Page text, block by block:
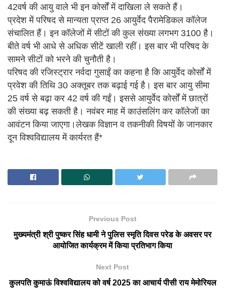
42वर्ष की आयु वाले भी इन कोर्सों में दाखिला ले सकते हैं।
प्रदेश में परिषद से मान्यता प्राप्त 26 आयुर्वेद पैरामेडिकल कॉलेज
संचालित हैं। इन कॉलेजों में सीटों की कुल संख्या लगभग 3100 है।
बीते वर्ष भी आधे से अधिक सीटें खाली रहीं। इस बार भी परिषद के
सामने सीटों को भरने की चुनौती है।
परिषद की रजिस्ट्रार नर्वदा गुसाईं का कहना है कि आयुर्वेद कोर्सों में
प्रवेश की तिथि 30 अक्तूबर तक बढ़ाई गई है। इस बार आयु सीमा
25 वर्ष से बढ़ा कर 42 वर्ष की गईं। इससे आयुर्वेद कोर्सों में छात्रों
की संख्या बढ़ सकती है। नवंबर माह में काउंसलिंग कर कॉलेजों का
आवंटन किया जाएगा।लेखक विज्ञान व तकनीकी विषयों के जानकार
दून विश्वविद्यालय में कार्यरत हैं*
Previous Post
मुख्यमंत्री श्री पुष्कर सिंह धामी ने पुलिस स्मृति दिवस परेड के अवसर पर
आयोजित कार्यक्रम में किया प्रतिभाग किया
Next Post
कुलपति कुमाऊं विश्वविद्यालय को वर्ष 2025 का आचार्य पीसी राय मेमोरियल